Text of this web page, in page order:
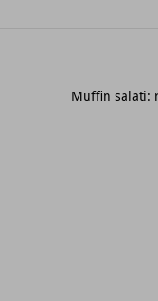
Muffin salati: